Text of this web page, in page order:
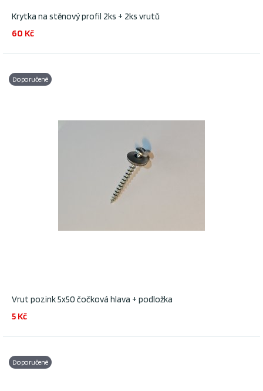
Krytka na stěnový profil 2ks + 2ks vrutů
60 Kč
Doporučené
Vrut pozink 5x50 čočková hlava + podložka
5 Kč
Doporučené